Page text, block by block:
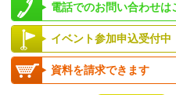
電話でのお問い合わせは
イベント参加申込受付中
資料を請求できます